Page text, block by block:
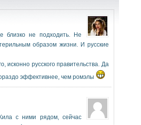
не подходить. Не
образом жизни. И русские
исконно русского правительства. Да
эффективнее, чем ромэлы
с ними рядом, сейчас